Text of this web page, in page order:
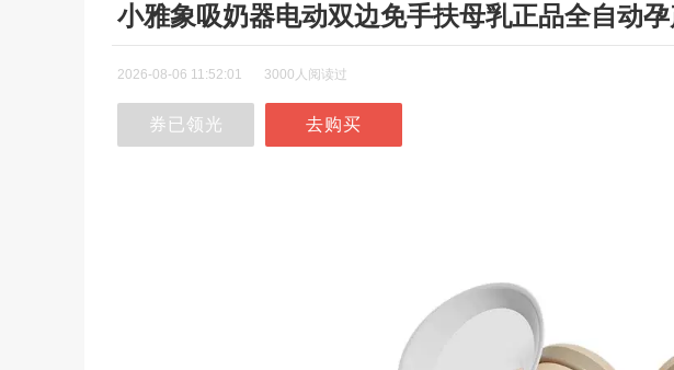
小雅象吸奶器电动双边免手扶母乳正品全自动
2026-08-06 11:52:01 3000人阅读过
券已领光 去购买